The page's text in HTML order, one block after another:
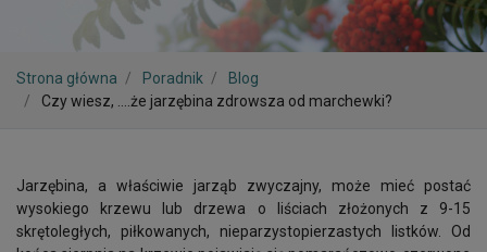
Strona główna Poradnik
Blog
Czy wiesz, ….że jarzębina zdrowsza od marchewki?
Jarzębina, a właściwie jarząb zwyczajny, może mieć postać
wysokiego krzewu lub drzewa o liściach złożonych z 9-15
skrętoległych, piłkowanych, nieparzystopierzastych listków. Od